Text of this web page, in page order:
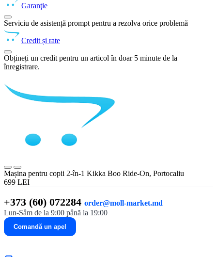
Garanţie
Serviciu de asistență prompt pentru a rezolva orice problemă
Credit și rate
Obțineți un credit pentru un articol în doar 5 minute de la
înregistrare.
Mașina pentru copii 2-în-1 Kikka Boo Ride-On, Portocaliu
699 LEI
+373 (60) 072284 order@moll-market.md
Lun-Sâm de la 9:00 până la 19:00
Comandă un apel